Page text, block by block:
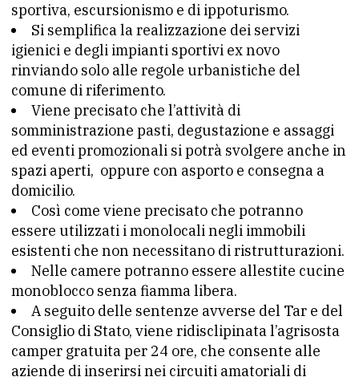
sportiva, escursionismo e di ippoturismo.
Si semplifica la realizzazione dei servizi
igienici e degli impianti sportivi ex novo
rinviando solo alle regole urbanistiche del
comune di riferimento.
Viene precisato che l’attività di
somministrazione pasti, degustazione e assaggi
ed eventi promozionali si potrà svolgere anche in
spazi aperti, oppure con asporto e consegna a
domicilio.
Così come viene precisato che potranno
essere utilizzati i monolocali negli immobili
esistenti che non necessitano di ristrutturazioni.
Nelle camere potranno essere allestite cucine
monoblocco senza fiamma libera.
A seguito delle sentenze avverse del Tar e del
Consiglio di Stato, viene ridisclipinata l’agrisosta
camper gratuita per 24 ore, che consente alle
aziende di inserirsi nei circuiti amatoriali di